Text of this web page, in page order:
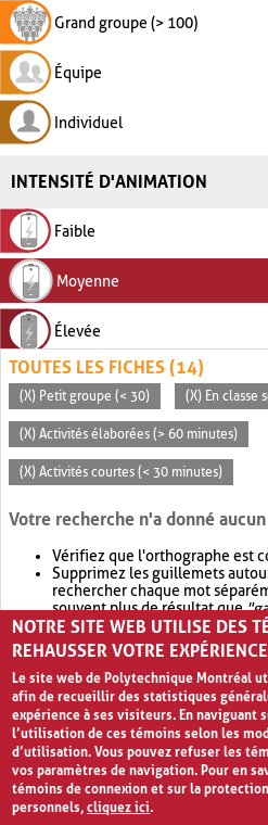
Grand groupe (> 100)
Équipe
Individuel
INTENSITÉ D'ANIMATION
Faible
Moyenne
Élevée
TOUTES LES FICHES (14)
(X) Petit groupe (< 30) (X) En classe
(X) Activités élaborées (> 60 minutes)
(X) Activités courtes (< 30 minutes)
Votre recherche n'a donné
Vérifiez que l'orthographe est
Supprimez les guillemets
rechercher chaque mot
souvent plus de résultat que
Envisagez d'élargir votre
retournera souvent plus de
NOTRE SITE WEB UTILISE DES
REHAUSSER VOTRE
Le site web de Polytechnique Montréal
afin de recueillir des statistiques
expérience à ses visiteurs. En naviguant
l’utilisation de ces témoins selon les
d’utilisation. Vous pouvez refuser les
vos paramètres de navigation. Pour en
témoins de connexion et sur la
personnels,cliquez ici.